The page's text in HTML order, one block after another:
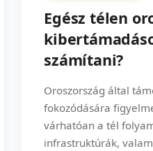
Egész télen
számítani?
Oroszország által
fokozódására
várhatóan a tél
infrastruktúrák,